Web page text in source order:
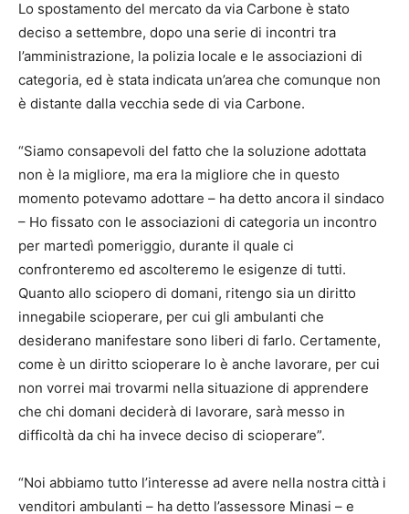
Lo spostamento del mercato da via Carbone è stato
deciso a settembre, dopo una serie di incontri tra
l’amministrazione, la polizia locale e le associazioni di
categoria, ed è stata indicata un’area che comunque non
è distante dalla vecchia sede di via Carbone.
“Siamo consapevoli del fatto che la soluzione adottata
non è la migliore, ma era la migliore che in questo
momento potevamo adottare – ha detto ancora il sindaco
– Ho fissato con le associazioni di categoria un incontro
per martedì pomeriggio, durante il quale ci
confronteremo ed ascolteremo le esigenze di tutti.
Quanto allo sciopero di domani, ritengo sia un diritto
innegabile scioperare, per cui gli ambulanti che
desiderano manifestare sono liberi di farlo. Certamente,
come è un diritto scioperare lo è anche lavorare, per cui
non vorrei mai trovarmi nella situazione di apprendere
che chi domani deciderà di lavorare, sarà messo in
difficoltà da chi ha invece deciso di scioperare”.
“Noi abbiamo tutto l’interesse ad avere nella nostra città i
venditori ambulanti – ha detto l’assessore Minasi – e